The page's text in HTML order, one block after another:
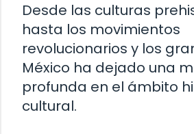
Desde las culturas
hasta los movimientos
revolucionarios y los
México ha dejado una
profunda en el ámbito
cultural.